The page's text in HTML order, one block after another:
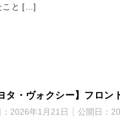
こと […]
タ・ヴォクシー】フロン
2026年1月21日 公開日：